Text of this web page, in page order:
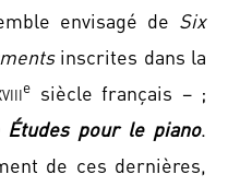
envisagé de Six
inscrites dans la
e
siècle français – ;
Études pour le piano.
de ces dernières,